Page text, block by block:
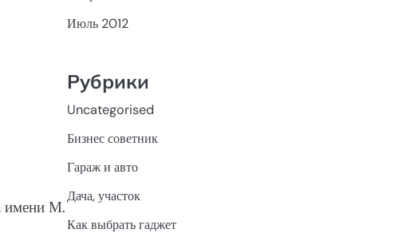
имени М.
Июль 2012
Рубрики
Uncategorised
Бизнес советник
Гараж и авто
Дача, участок
Как выбрать гаджет